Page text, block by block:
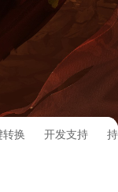
转换 开发支持